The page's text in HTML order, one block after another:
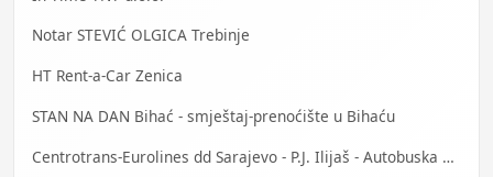
Notar STEVIĆ OLGICA Trebinje
HT Rent-a-Car Zenica
STAN NA DAN Bihać - smještaj-prenoćište u Bihaću
Centrotrans-Eurolines dd Sarajevo - P.J. Ilijaš - Autobuska stanica